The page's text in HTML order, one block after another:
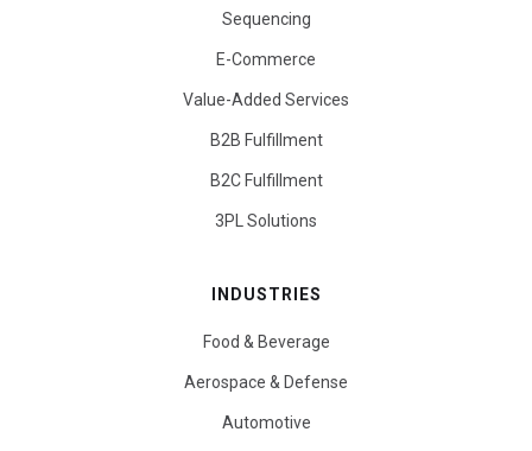
Sequencing
E-Commerce
Value-Added Services
B2B Fulfillment
B2C Fulfillment
3PL Solutions
INDUSTRIES
Food & Beverage
Aerospace & Defense
Automotive